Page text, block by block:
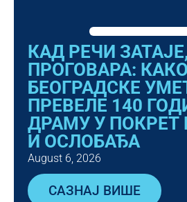
КАД РЕЧИ
ПРОГОВАРА:
БЕОГРАДСКЕ
ПРЕВЕЛЕ 140
ДРАМУ У ПОКРЕТ
И ОСЛОБАЂА
August 6, 2026
САЗНАЈ ВИШЕ